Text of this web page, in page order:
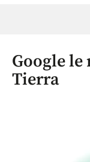
Google
Tierra